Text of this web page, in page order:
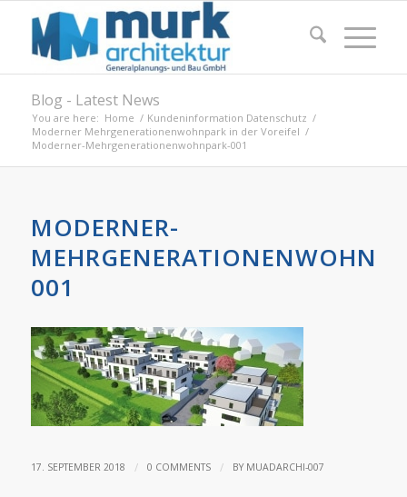
Blog - Latest News
You are here: Home / Kundeninformation Datenschutz /
Moderner Mehrgenerationenwohnpark in der Voreifel /
Moderner-Mehrgenerationenwohnpark-001
MODERNER-
001
17. SEPTEMBER 2018 / 0 COMMENTS / BY MUADARCHI-007